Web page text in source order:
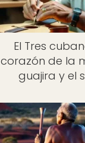
El Tres
corazón de la
guajira y el